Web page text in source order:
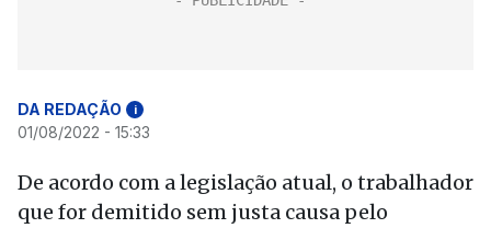
DA REDAÇÃO i
01/08/2022 - 15:33
De acordo com a legislação atual, o trabalhador
que for demitido sem justa causa pelo